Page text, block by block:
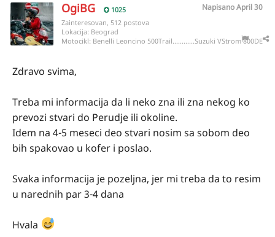
OgiBG 1025 NapisanoApril 30
Zainteresovan, 512 postova
Lokacija: Beograd
Motocikl: Benelli Leoncino 500Trail............Suzuki VStrom 800DE
Zdravo svima,
Treba mi informacija da li neko zna ili zna nekog ko
prevozi stvari do Perudje ili okoline.
Idem na 4-5 meseci deo stvari nosim sa sobom deo
bih spakovao u kofer i poslao.
Svaka informacija je pozeljna, jer mi treba da to resim
u narednih par 3-4 dana
Hvala